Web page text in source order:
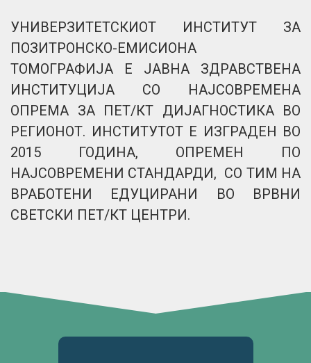
УНИВЕРЗИТЕТСКИОТ ИНСТИТУТ ЗА
ПОЗИТРОНСКО-ЕМИСИОНА
ТОМОГРАФИЈА Е ЈАВНА ЗДРАВСТВЕНА
ИНСТИТУЦИЈА СО НАЈСОВРЕМЕНА
ОПРЕМА ЗА ПЕТ/КТ ДИЈАГНОСТИКА ВО
РЕГИОНОТ. ИНСТИТУТОТ Е ИЗГРАДЕН ВО
2015 ГОДИНА, ОПРЕМЕН ПО
НАЈСОВРЕМЕНИ СТАНДАРДИ, СО ТИМ НА
ВРАБОТЕНИ ЕДУЦИРАНИ ВО ВРВНИ
СВЕТСКИ ПЕТ/КТ ЦЕНТРИ.